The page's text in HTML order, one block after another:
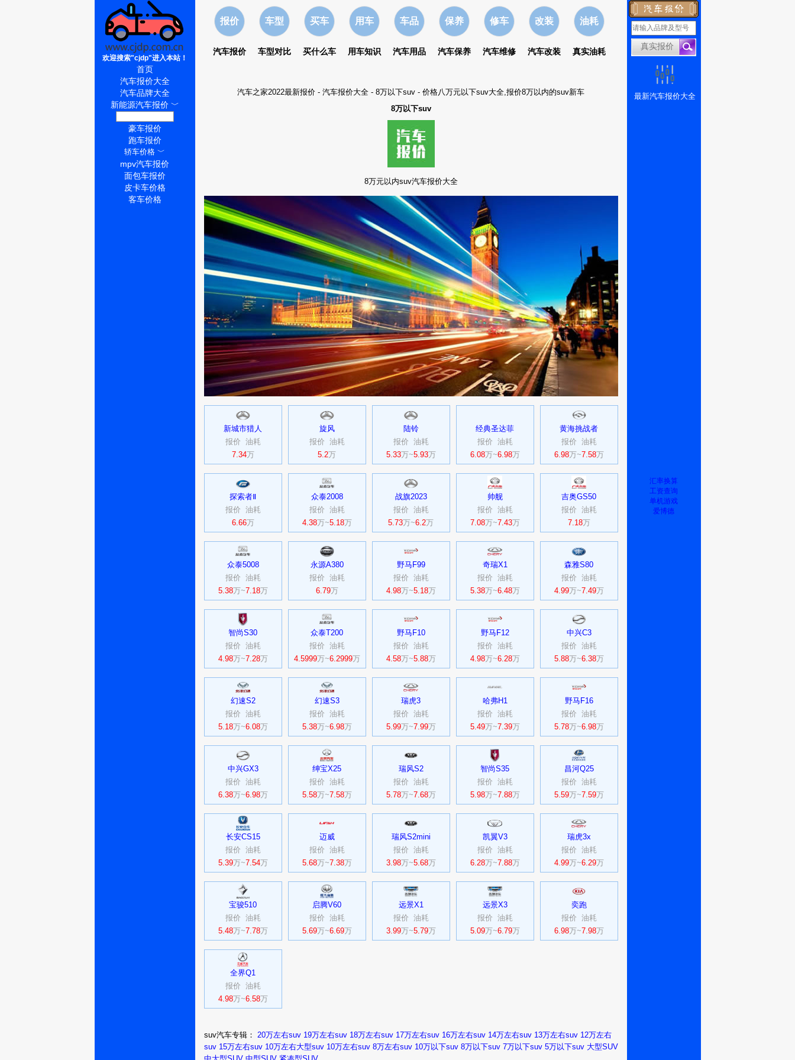
报价
汽车报价
车型
车型对比
买车
买什么车
用车
用车知识
车品
汽车用品
保养
汽车保养
修车
汽车维修
改装
汽车改装
油耗
真实油耗
汽车之家2022最新报价 - 汽车报价大全 - 8万以下suv - 价格八万元以下suv大全,报价8万以内的suv新车
8万以下suv
8万元以内suv汽车报价大全
新城市猎人
报价 油耗
7.34万
旋风
报价 油耗
5.2万
陆铃
报价 油耗
5.33万~5.93万
经典圣达菲
报价 油耗
6.08万~6.98万
黄海挑战者
报价 油耗
6.98万~7.58万
探索者Ⅱ
报价 油耗
6.66万
众泰2008
报价 油耗
4.38万~5.18万
战旗2023
报价 油耗
5.73万~6.2万
帅舰
报价 油耗
7.08万~7.43万
吉奥GS50
报价 油耗
7.18万
众泰5008
报价 油耗
5.38万~7.18万
永源A380
报价 油耗
6.79万
野马F99
报价 油耗
4.98万~5.18万
奇瑞X1
报价 油耗
5.38万~6.48万
森雅S80
报价 油耗
4.99万~7.49万
智尚S30
报价 油耗
4.98万~7.28万
众泰T200
报价 油耗
4.5999万~6.2999万
野马F10
报价 油耗
4.58万~5.88万
野马F12
报价 油耗
4.98万~6.28万
中兴C3
报价 油耗
5.88万~6.38万
幻速S2
报价 油耗
5.18万~6.08万
幻速S3
报价 油耗
5.38万~6.98万
瑞虎3
报价 油耗
5.99万~7.99万
哈弗H1
报价 油耗
5.49万~7.39万
野马F16
报价 油耗
5.78万~6.98万
中兴GX3
报价 油耗
6.38万~6.98万
绅宝X25
报价 油耗
5.58万~7.58万
瑞风S2
报价 油耗
5.78万~7.68万
智尚S35
报价 油耗
5.98万~7.88万
昌河Q25
报价 油耗
5.59万~7.59万
长安CS15
报价 油耗
5.39万~7.54万
迈威
报价 油耗
5.68万~7.38万
瑞风S2mini
报价 油耗
3.98万~5.68万
凯翼V3
报价 油耗
6.28万~7.88万
瑞虎3x
报价 油耗
4.99万~6.29万
宝骏510
报价 油耗
5.48万~7.78万
启腾V60
报价 油耗
5.69万~6.69万
远景X1
报价 油耗
3.99万~5.79万
远景X3
报价 油耗
5.09万~6.79万
奕跑
报价 油耗
6.98万~7.98万
全界Q1
报价 油耗
4.98万~6.58万
suv汽车专辑： 20万左右suv 19万左右suv 18万左右suv 17万左右suv 16万左右suv 14万左右suv 13万左右suv 12万左右
suv 15万左右suv 10万左右大型suv 10万左右suv 8万左右suv 10万以下suv 8万以下suv 7万以下suv 5万以下suv 大型SUV
欢迎搜索"cjdp"进入本站！
首页
汽车报价大全
汽车品牌大全
新能源汽车报价﹀
豪车报价
跑车报价
轿车价格 ﹀
mpv汽车报价
面包车报价
皮卡车价格
客车价格
最新汽车报价大全
汇率换算
工资查询
单机游戏
爱博德